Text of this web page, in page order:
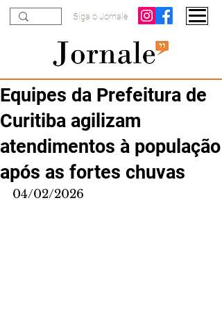
Siga o Jornale
Equipes da Prefeitura de
Curitiba agilizam
atendimentos à população
após as fortes chuvas
04/02/2026